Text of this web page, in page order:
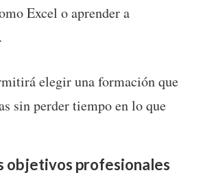
Excel o aprender a
elegir una formación que
sin perder tiempo en lo que
objetivos profesionales